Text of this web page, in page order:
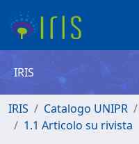
IRIS
IRIS Catalogo UNIPR
1.1 Articolo su rivista